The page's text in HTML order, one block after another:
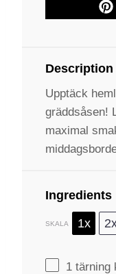
Description
Upptäck
gräddsåsen!
maximal
Ingredients
SKALA 1x
1 tärning